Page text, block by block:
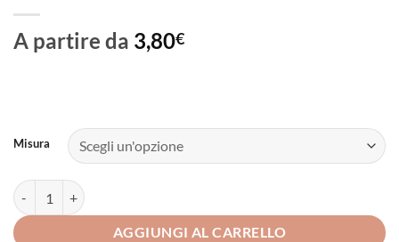
A partire da 3,80€
Misura
Bad Bass Mini Glass Pearls quantità
AGGIUNGI AL CARRELLO